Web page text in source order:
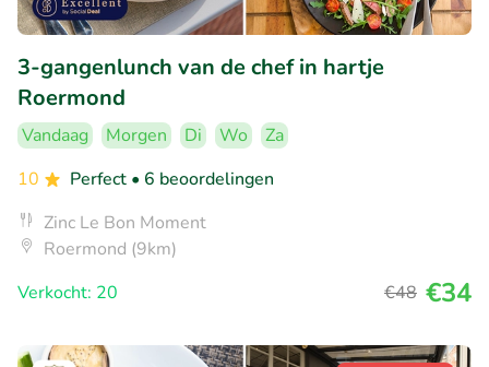
3-gangenlunch van de chef in hartje
Roermond
Vandaag Morgen Di Wo
Za
10
Perfect • 6 beoordelingen
Zinc Le Bon Moment
Roermond (9km)
Verkocht: 20
€48 €34